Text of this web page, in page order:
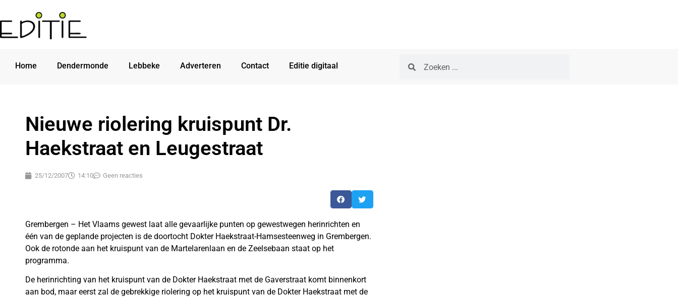
Home Dendermonde Lebbeke Adverteren Contact Editie digitaal
Nieuwe riolering kruispunt Dr.
Haekstraat en Leugestraat
25/12/2007 14:10 Geen reacties
Grembergen – Het Vlaams gewest laat alle gevaarlijke punten op gewestwegen herinrichten en
één van de geplande projecten is de doortocht Dokter Haekstraat-Hamsesteenweg in Grembergen.
Ook de rotonde aan het kruispunt van de Martelarenlaan en de Zeelsebaan staat op het
programma.
De herinrichting van het kruispunt van de Dokter Haekstraat met de Gaverstraat komt binnenkort
aan bod, maar eerst zal de gebrekkige riolering op het kruispunt van de Dokter Haekstraat met de